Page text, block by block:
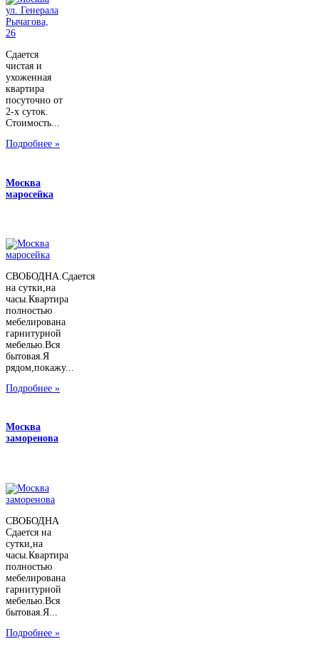
Сдается
чистая и
ухоженная
квартира
посуточно от
2-х суток.
Стоимость...
Подробнее »
Москва
маросейка
СВОБОДНА.Сдается
на сутки,на
часы.Квартира
полностью
мебелирована
гарнитурной
мебелью.Вся
бытовая.Я
рядом,покажу...
Подробнее »
Москва
заморенова
СВОБОДНА
Сдается на
сутки,на
часы.Квартира
полностью
мебелирована
гарнитурной
мебелью.Вся
бытовая.Я...
Подробнее »